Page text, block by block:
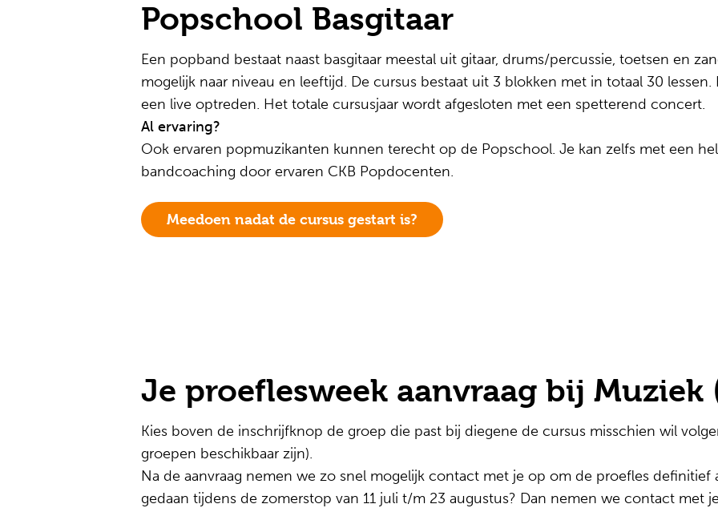
Popschool Basgitaar
Een popband bestaat naast basgitaar meestal uit gitaar, drums/percussie, toetsen en
mogelijk naar niveau en leeftijd. De cursus bestaat uit 3 blokken met in totaal 30
een live optreden. Het totale cursusjaar wordt afgesloten met een spetterend concert.
Al ervaring?
Ook ervaren popmuzikanten kunnen terecht op de Popschool. Je kan zelfs met een
bandcoaching door ervaren CKB Popdocenten.
Meedoen nadat de cursus gestart is?
Je proeflesweek aanvraag bij Muziek
Kies boven de inschrijfknop de groep die past bij diegene de cursus misschien wil
groepen beschikbaar zijn).
Na de aanvraag nemen we zo snel mogelijk contact met je op om de proefles definitief
gedaan tijdens de zomerstop van 11 juli t/m 23 augustus? Dan nemen we contact met